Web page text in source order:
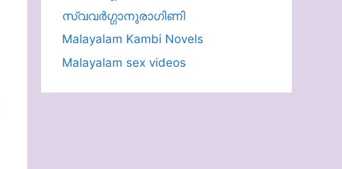
സ്വവർഗ്ഗാനുരാഗിണി
Malayalam Kambi Novels
Malayalam sex videos